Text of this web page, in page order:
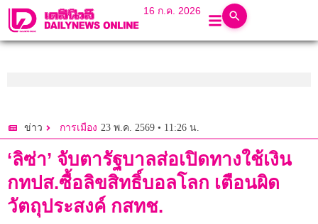
16 ก.ค. 2026
ข่าว การเมือง 23 พ.ค. 2569 • 11:26 น.
‘ลิซ่า’ จับตารัฐบาลส่อเปิดทางใช้เงิน
กทปส.ซื้อลิขสิทธิ์บอลโลก เตือนผิด
วัตถุประสงค์ กสทช.